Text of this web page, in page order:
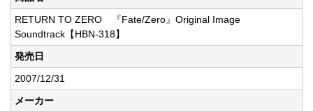
RETURN TO ZERO 『Fate/Zero』Original Image
Soundtrack【HBN-318】
発売日
2007/12/31
メーカー